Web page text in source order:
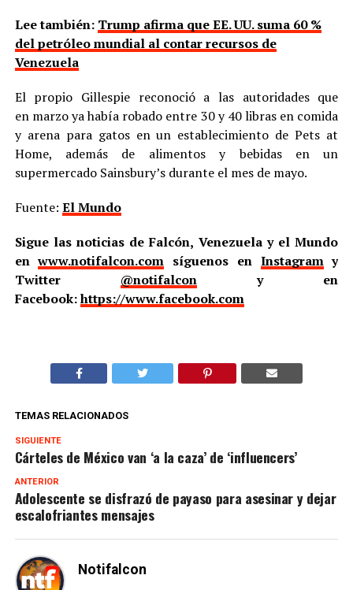
Lee también: Trump afirma que EE. UU. suma 60 %
del petróleo mundial al contar recursos de
Venezuela
El propio Gillespie reconoció a las autoridades que
en marzo ya había robado entre 30 y 40 libras en comida
y arena para gatos en un establecimiento de Pets at
Home, además de alimentos y bebidas en un
supermercado Sainsbury’s durante el mes de mayo.
Fuente: El Mundo
Sigue las noticias de Falcón, Venezuela y el Mundo
enwww.notifalcon.com síguenos en Instagramy
Twitter @notifalcony en
Facebook:https://www.facebook.com
TEMAS RELACIONADOS
SIGUIENTE
Cárteles de México van ‘a la caza’ de ‘influencers’
ANTERIOR
Adolescente se disfrazó de payaso para asesinar y dejar
escalofriantes mensajes
Notifalcon